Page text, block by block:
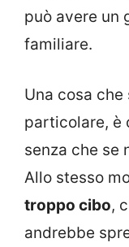
può avere un
familiare.
Una cosa
particolare, è
senza che se
Allo stesso
troppo cibo,
andrebbe